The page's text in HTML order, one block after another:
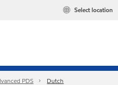
Select location
PDS Dutch